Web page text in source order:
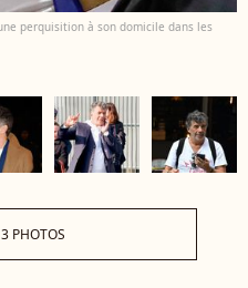
perquisition à son domicile dans les
PHOTOS